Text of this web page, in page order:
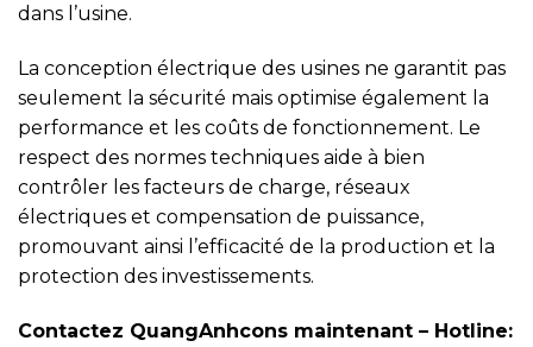
dans l’usine.
La conception électrique des usines ne garantit pas
seulement la sécurité mais optimise également la
performance et les coûts de fonctionnement. Le
respect des normes techniques aide à bien
contrôler les facteurs de charge, réseaux
électriques et compensation de puissance,
promouvant ainsi l’efficacité de la production et la
protection des investissements.
Contactez QuangAnhcons maintenant – Hotline: